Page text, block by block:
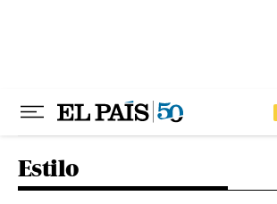
Estilo